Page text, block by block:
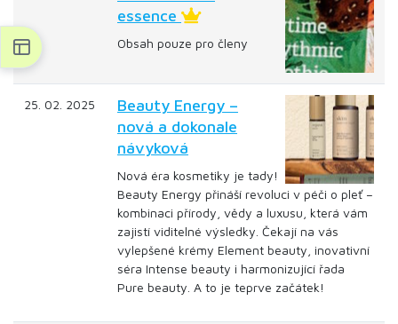
essence
Obsah pouze pro členy
25. 02. 2025
Beauty Energy –
nová a dokonale
návyková
Nová éra kosmetiky je tady!
Beauty Energy přináší revoluci v péči o pleť –
kombinaci přírody, vědy a luxusu, která vám
zajistí viditelné výsledky. Čekají na vás
vylepšené krémy Element beauty, inovativní
séra Intense beauty i harmonizující řada
Pure beauty. A to je teprve začátek!